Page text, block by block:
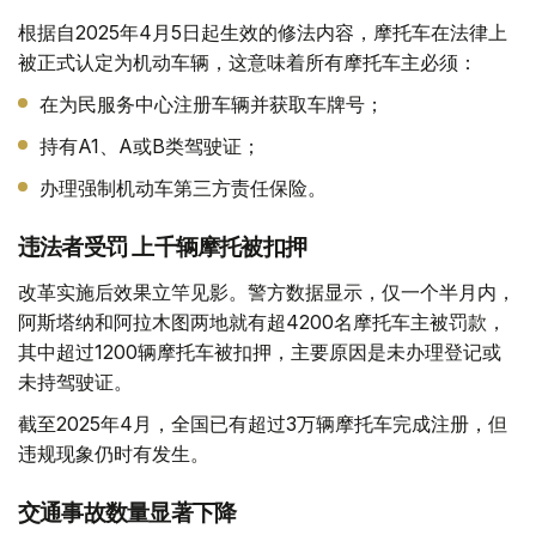
根据自2025年4月5日起生效的修法内容，摩托车在法律上
被正式认定为机动车辆，这意味着所有摩托车主必须：
在为民服务中心注册车辆并获取车牌号；
持有A1、A或B类驾驶证；
办理强制机动车第三方责任保险。
违法者受罚 上千辆摩托被扣押
改革实施后效果立竿见影。警方数据显示，仅一个半月内，
阿斯塔纳和阿拉木图两地就有超4200名摩托车主被罚款，
其中超过1200辆摩托车被扣押，主要原因是未办理登记或
未持驾驶证。
截至2025年4月，全国已有超过3万辆摩托车完成注册，但
违规现象仍时有发生。
交通事故数量显著下降